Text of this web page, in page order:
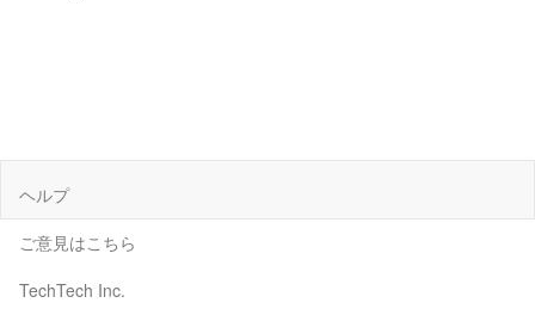
ヘルプ
ご意見はこちら
TechTech Inc.